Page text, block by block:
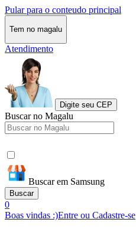
Pular para o conteudo principal
Tem no magalu
Atendimento
Digite seu CEP
Buscar no Magalu
Buscar em Samsung
Buscar
0
Boas vindas :)Entre ou Cadastre-se